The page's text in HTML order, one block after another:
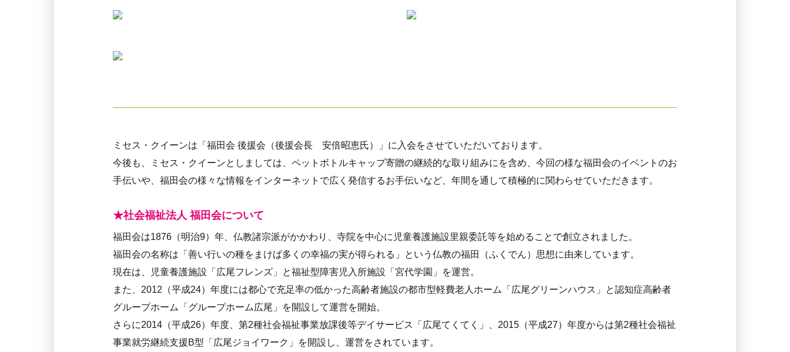
ミセス・クイーンは「福田会 後援会（後援会長 安倍昭恵氏）」に入会をさせていただいております。
今後も、ミセス・クイーンとしましては、ペットボトルキャップ寄贈の継続的な取り組みにを含め、今回の様な福田会のイベントのお
手伝いや、福田会の様々な情報をインターネットで広く発信するお手伝いなど、年間を通して積極的に関わらせていただきます。
★社会福祉法人 福田会について
福田会は1876（明治9）年、仏教諸宗派がかかわり、寺院を中心に児童養護施設里親委託等を始めることで創立されました。
福田会の名称は「善い行いの種をまけば多くの幸福の実が得られる」という仏教の福田（ふくでん）思想に由来しています。
現在は、児童養護施設「広尾フレンズ」と福祉型障害児入所施設「宮代学園」を運営。
また、2012（平成24）年度には都心で充足率の低かった高齢者施設の都市型軽費老人ホーム「広尾グリーンハウス」と認知症高齢者
グループホーム「グループホーム広尾」を開設して運営を開始。
さらに2014（平成26）年度、第2種社会福祉事業放課後等デイサービス「広尾てくてく」、2015（平成27）年度からは第2種社会福祉
事業就労継続支援B型「広尾ジョイワーク」を開設し、運営をされています。